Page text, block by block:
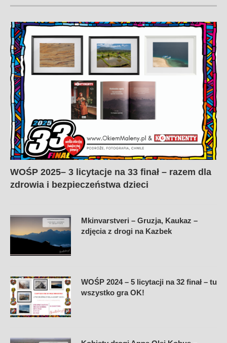
NAJNOWSZE TEKSTY:
WOŚP 2025– 3 licytacje na 33 finał – razem dla
Mkinvarstveri – Gruzja, Kaukaz –
WOŚP 2024 – 5 licytacji na 32 finał – tu